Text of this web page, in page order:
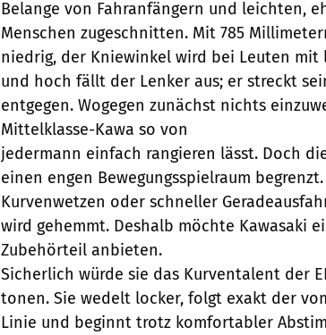
Belange von Fahranfängern und leichten,
Menschen zugeschnitten. Mit 785
niedrig, der Kniewinkel wird bei Leuten mit
und hoch fällt der Lenker aus; er streckt
entgegen. Wogegen zunächst nichts
Mittelklasse-Kawa so von
jedermann einfach rangieren lässt. Doch
einen engen Bewegungsspielraum
Kurvenwetzen oder schneller
wird gehemmt. Deshalb möchte Kawasaki
Zubehörteil anbieten.
Sicherlich würde sie das Kurventalent der
tonen. Sie wedelt locker, folgt exakt der
Linie und beginnt trotz komfortabler